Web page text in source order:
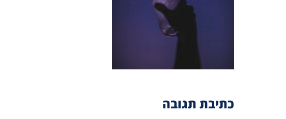
כתיבת תגובה